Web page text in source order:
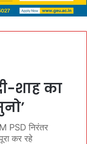
शाह का
PSD निरंतर
कर रहे